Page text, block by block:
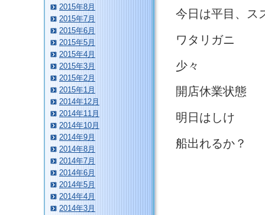
今日は平目、ス
ワタリガニ
少々
開店休業状態
明日はしけ
船出れるか？
2015年8月
2015年7月
2015年6月
2015年5月
2015年4月
2015年3月
2015年2月
2015年1月
2014年12月
2014年11月
2014年10月
2014年9月
2014年8月
2014年7月
2014年6月
2014年5月
2014年4月
2014年3月